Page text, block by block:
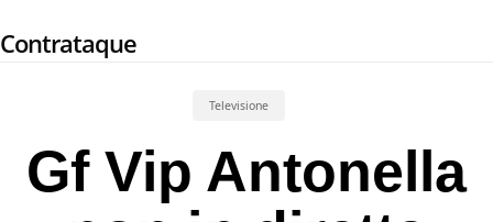
to
Contrataque
Televisione
Gf Vip Antonella